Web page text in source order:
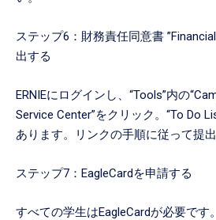
ステップ6：財務責任同意書
出する
ERNIEにログインし、“Tools”内の
Service Center”をクリック。“To Do
あります。リンクの手順に従って提
ステップ7：EagleCardを申請する
すべての学生はEagleCardが必要です